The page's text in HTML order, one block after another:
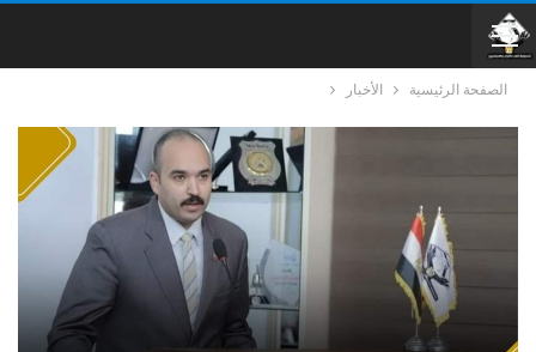
الصفحة الرئيسية الأخبار